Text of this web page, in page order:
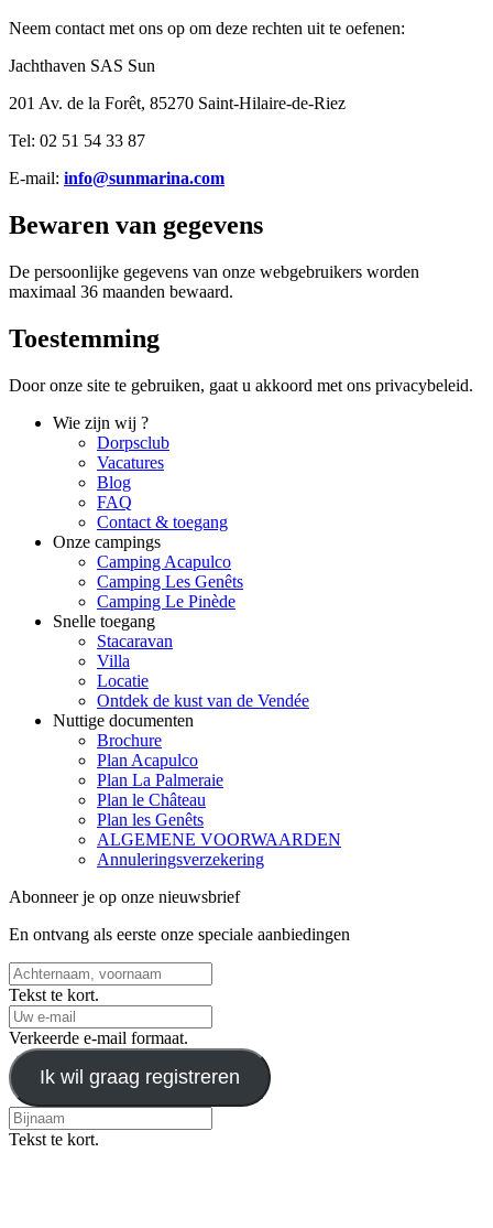
Neem contact met ons op om deze rechten uit te oefenen:
Jachthaven SAS Sun
201 Av. de la Forêt, 85270 Saint-Hilaire-de-Riez
Tel: 02 51 54 33 87
E-mail: info@sunmarina.com
Bewaren van gegevens
De persoonlijke gegevens van onze webgebruikers worden
maximaal 36 maanden bewaard.
Toestemming
Door onze site te gebruiken, gaat u akkoord met ons privacybeleid.
Wie zijn wij ?
Dorpsclub
Vacatures
Blog
FAQ
Contact & toegang
Onze campings
Camping Acapulco
Camping Les Genêts
Camping Le Pinède
Snelle toegang
Stacaravan
Villa
Locatie
Ontdek de kust van de Vendée
Nuttige documenten
Brochure
Plan Acapulco
Plan La Palmeraie
Plan le Château
Plan les Genêts
ALGEMENE VOORWAARDEN
Annuleringsverzekering
Abonneer je op onze nieuwsbrief
En ontvang als eerste onze speciale aanbiedingen
Tekst te kort.
Verkeerde e-mail formaat.
Ik wil graag registreren
Tekst te kort.